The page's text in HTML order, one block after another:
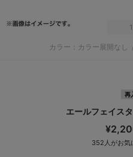
1
カラー：カラー展開なし
再
エールフェイス
352 人がお気